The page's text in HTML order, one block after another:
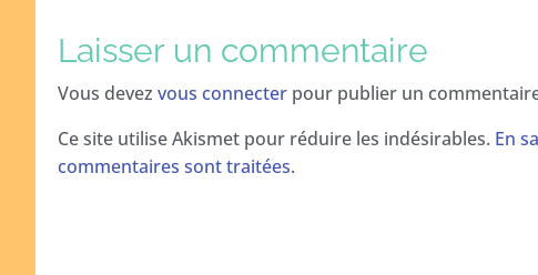
Laisser un commentaire
Vous devez vous connecter pour publier un
Ce site utilise Akismet pour réduire les indésirables. En
commentaires sont traitées.